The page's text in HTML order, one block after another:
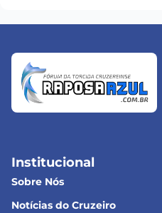
Institucional
Sobre Nós
Notícias do Cruzeiro